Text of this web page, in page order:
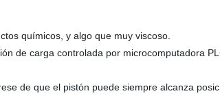
químicos, y algo que muy viscoso.
de carga controlada por microcomputadora
de que el pistón puede siempre alcanza